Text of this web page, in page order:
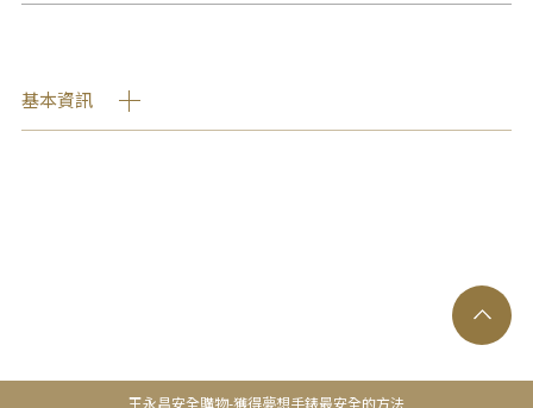
基本資訊
王永昌安全購物-獲得夢想手錶最安全的方法